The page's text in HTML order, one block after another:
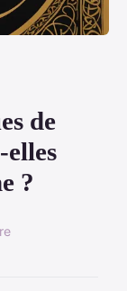
de
?